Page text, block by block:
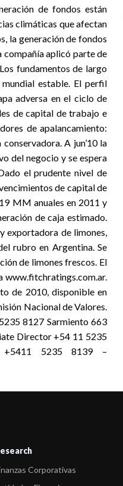
de fondos están
climáticas que afectan
la generación de fondos
compañía aplicó parte de
fundamentos de largo
estable. El perfil
adversa en el ciclo de
de capital de trabajo e
de apalancamiento:
A jun’10 la
del negocio y se espera
el prudente nivel de
de capital de
MM anuales en 2011 y
de caja estimado.
exportadora de limones,
rubro en Argentina. Se
de limones frescos. El
www.fitchratings.com.ar.
de 2010, disponible en
Nacional de Valores.
8127 Sarmiento 663
Director +54 11 5235
+5411 5235 8139 –
Corporativas